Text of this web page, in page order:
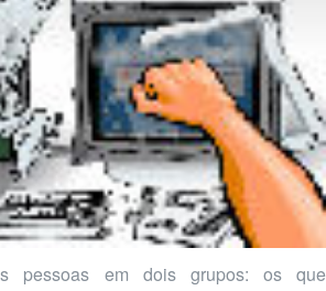
pessoas em dois grupos: os que